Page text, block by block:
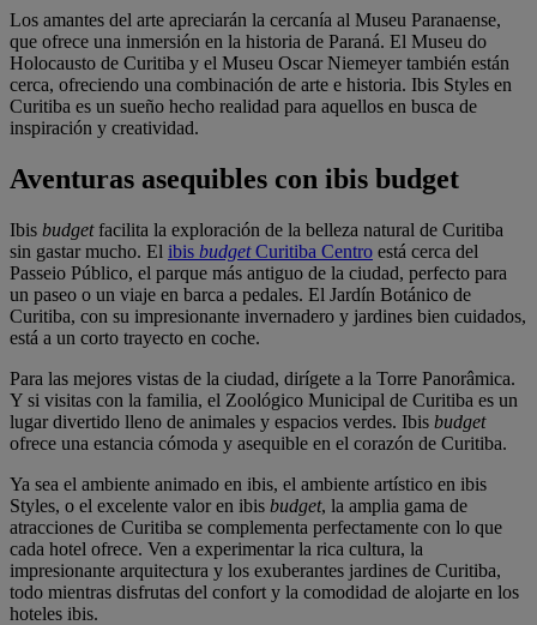
Los amantes del arte apreciarán la cercanía al Museu Paranaense,
que ofrece una inmersión en la historia de Paraná. El Museu do
Holocausto de Curitiba y el Museu Oscar Niemeyer también están
cerca, ofreciendo una combinación de arte e historia. Ibis Styles en
Curitiba es un sueño hecho realidad para aquellos en busca de
inspiración y creatividad.
Aventuras asequibles con ibis budget
Ibis budgetfacilita la exploración de la belleza natural de Curitiba
sin gastar mucho. El ibis budgetCuritiba Centro está cerca del
Passeio Público, el parque más antiguo de la ciudad, perfecto para
un paseo o un viaje en barca a pedales. El Jardín Botánico de
Curitiba, con su impresionante invernadero y jardines bien cuidados,
está a un corto trayecto en coche.
Para las mejores vistas de la ciudad, dirígete a la Torre Panorâmica.
Y si visitas con la familia, el Zoológico Municipal de Curitiba es un
lugar divertido lleno de animales y espacios verdes. Ibis budget
ofrece una estancia cómoda y asequible en el corazón de Curitiba.
Ya sea el ambiente animado en ibis, el ambiente artístico en ibis
Styles, o el excelente valor en ibis budget, la amplia gama de
atracciones de Curitiba se complementa perfectamente con lo que
cada hotel ofrece. Ven a experimentar la rica cultura, la
impresionante arquitectura y los exuberantes jardines de Curitiba,
todo mientras disfrutas del confort y la comodidad de alojarte en los
hoteles ibis.